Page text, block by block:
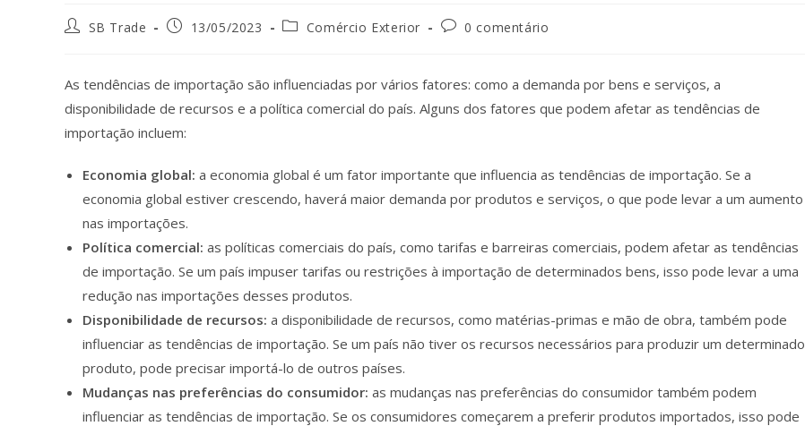
SB Trade 13/05/2023 Comércio Exterior 0 comentário
As tendências de importação são influenciadas por vários fatores: como a demanda por bens e serviços, a
disponibilidade de recursos e a política comercial do país. Alguns dos fatores que podem afetar as tendências de
importação incluem:
Economia global: a economia global é um fator importante que influencia as tendências de importação. Se a
economia global estiver crescendo, haverá maior demanda por produtos e serviços, o que pode levar a um aumento
nas importações.
Política comercial: as políticas comerciais do país, como tarifas e barreiras comerciais, podem afetar as tendências
de importação. Se um país impuser tarifas ou restrições à importação de determinados bens, isso pode levar a uma
redução nas importações desses produtos.
Disponibilidade de recursos: a disponibilidade de recursos, como matérias-primas e mão de obra, também pode
influenciar as tendências de importação. Se um país não tiver os recursos necessários para produzir um determinado
produto, pode precisar importá-lo de outros países.
Mudanças nas preferências do consumidor: as mudanças nas preferências do consumidor também podem
influenciar as tendências de importação. Se os consumidores começarem a preferir produtos importados, isso pode